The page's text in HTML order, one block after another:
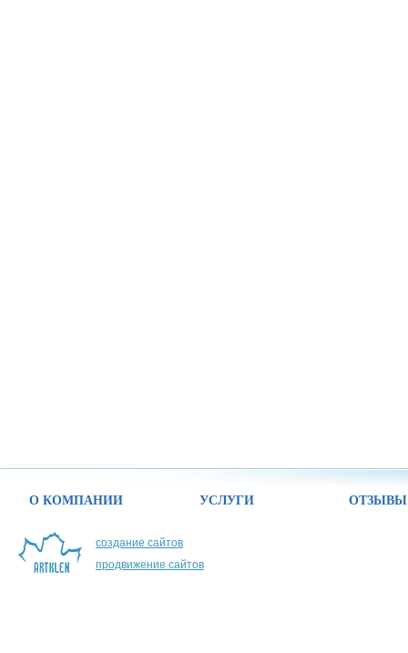
О КОМПАНИИ УСЛУГИ ОТЗЫВЫ
создание сайтов
продвижение сайтов